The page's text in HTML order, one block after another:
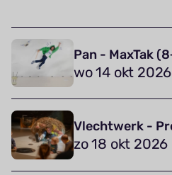
Pan - MaxTak
wo 14 okt 2026
Vlechtwerk -
zo 18 okt